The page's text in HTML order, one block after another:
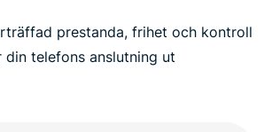
prestanda, frihet och kontroll
din telefons anslutning ut